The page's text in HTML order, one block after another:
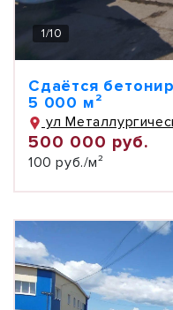
1/10
Сдаётся
5 000 м²
ул
500 000 руб.
100 руб./м²